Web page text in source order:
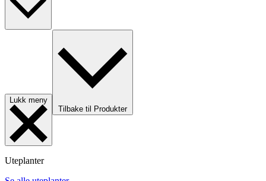
Lukk meny
Tilbake til Produkter
Uteplanter